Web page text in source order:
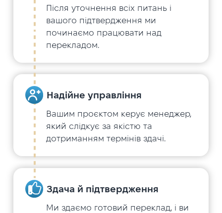
Після уточнення всіх питань і
вашого підтвердження ми
починаємо працювати над
перекладом.
Надійне управління
Вашим проєктом керує менеджер,
який слідкує за якістю та
дотриманням термінів здачі.
Здача й підтвердження
Ми здаємо готовий переклад, і ви